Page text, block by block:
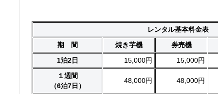
レンタル基本料金表
期 間
焼き芋機
券売機
1泊2日
15,000円
15,000円
１週間
（6泊7日）
48,000円 48,000円